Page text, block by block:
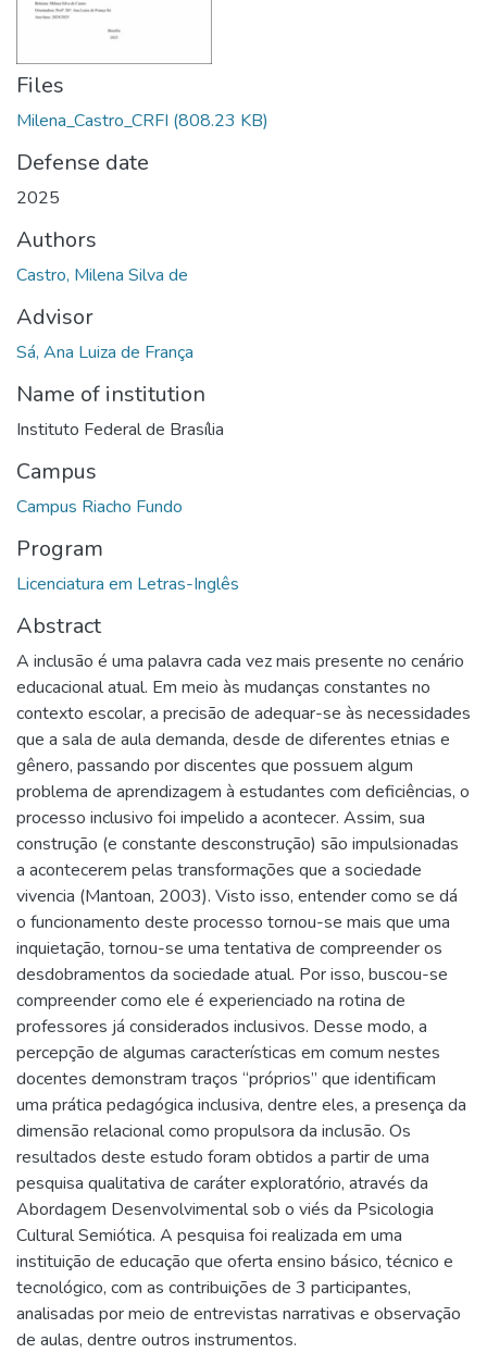
Files
Milena_Castro_CRFI (808.23 KB)
Defense date
2025
Authors
Castro, Milena Silva de
Advisor
Sá, Ana Luiza de França
Name of institution
Instituto Federal de Brasília
Campus
Campus Riacho Fundo
Program
Licenciatura em Letras-Inglês
Abstract
A inclusão é uma palavra cada vez mais presente no cenário
educacional atual. Em meio às mudanças constantes no
contexto escolar, a precisão de adequar-se às necessidades
que a sala de aula demanda, desde de diferentes etnias e
gênero, passando por discentes que possuem algum
problema de aprendizagem à estudantes com deficiências, o
processo inclusivo foi impelido a acontecer. Assim, sua
construção (e constante desconstrução) são impulsionadas
a acontecerem pelas transformações que a sociedade
vivencia (Mantoan, 2003). Visto isso, entender como se dá
o funcionamento deste processo tornou-se mais que uma
inquietação, tornou-se uma tentativa de compreender os
desdobramentos da sociedade atual. Por isso, buscou-se
compreender como ele é experienciado na rotina de
professores já considerados inclusivos. Desse modo, a
percepção de algumas características em comum nestes
docentes demonstram traços “próprios” que identificam
uma prática pedagógica inclusiva, dentre eles, a presença da
dimensão relacional como propulsora da inclusão. Os
resultados deste estudo foram obtidos a partir de uma
pesquisa qualitativa de caráter exploratório, através da
Abordagem Desenvolvimental sob o viés da Psicologia
Cultural Semiótica. A pesquisa foi realizada em uma
instituição de educação que oferta ensino básico, técnico e
tecnológico, com as contribuições de 3 participantes,
analisadas por meio de entrevistas narrativas e observação
de aulas, dentre outros instrumentos.